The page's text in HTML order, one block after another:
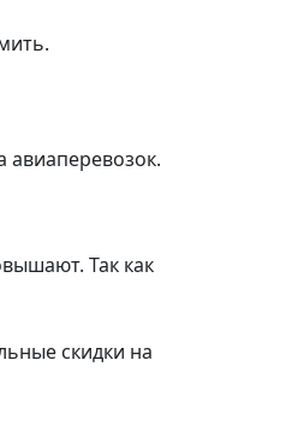
авиаперевозок.
Так как
скидки на